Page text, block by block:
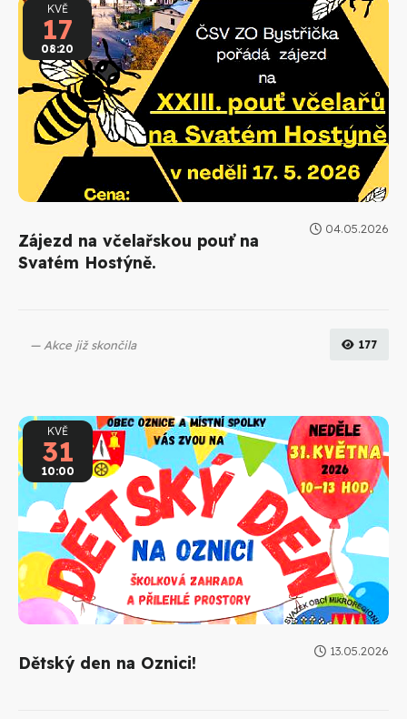
KVĚ
17
08:20
04.05.2026
Zájezd na včelařskou pouť na
Svatém Hostýně.
Akce již skončila 177
KVĚ
31
10:00
13.05.2026
Dětský den na Oznici!